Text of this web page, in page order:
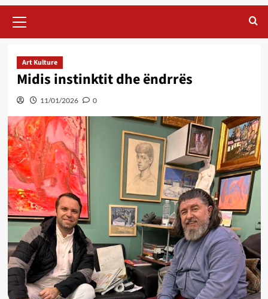
Menu
Art Kulture
Midis instinktit dhe ëndrrës
11/01/2026 0